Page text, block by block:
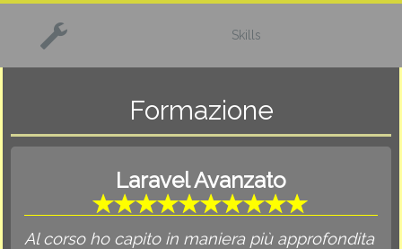
Skills
Formazione
Laravel Avanzato
Al corso ho capito in maniera più approfondita